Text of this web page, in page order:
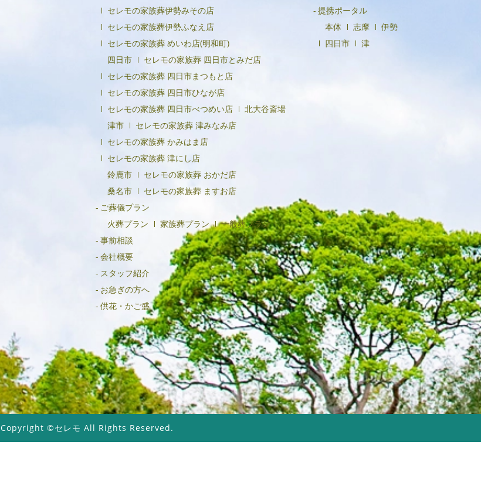
セレモの家族葬伊勢みその店
セレモの家族葬伊勢ふなえ店
セレモの家族葬 めいわ店(明和町)
四日市
セレモの家族葬 四日市とみだ店
セレモの家族葬 四日市まつもと店
セレモの家族葬 四日市ひなが店
セレモの家族葬 四日市べつめい店
北大谷斎場
津市
セレモの家族葬 津みなみ店
セレモの家族葬 かみはま店
セレモの家族葬 津にし店
鈴鹿市
セレモの家族葬 おかだ店
桑名市
セレモの家族葬 ますお店
ご葬儀プラン
火葬プラン
家族葬プラン
一般葬プラン
事前相談
会社概要
スタッフ紹介
お急ぎの方へ
供花・かご盛
提携ポータル
本体
志摩
伊勢
四日市
津
Copyright ©セレモ All Rights Reserved.